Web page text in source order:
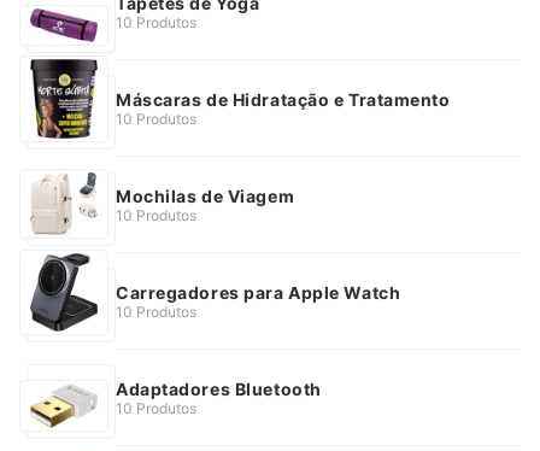
10 Produtos
Máscaras de Hidratação e Tratamento
10 Produtos
Mochilas de Viagem
10 Produtos
Carregadores para Apple Watch
10 Produtos
Adaptadores Bluetooth
10 Produtos